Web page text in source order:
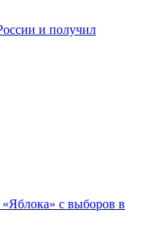
и получил
с выборов в